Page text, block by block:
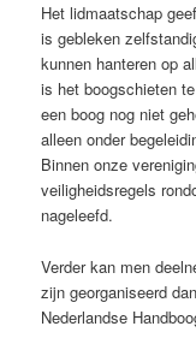
Het lidmaatschap
is gebleken
kunnen hanteren op
is het boogschieten
een boog nog niet
alleen onder
Binnen onze
veiligheidsregels
nageleefd.
Verder kan men
zijn georganiseerd
Nederlandse